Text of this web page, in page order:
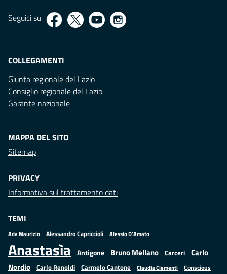
Seguici su
COLLEGAMENTI
Giunta regionale del Lazio
Consiglio regionale del Lazio
Garante nazionale
MAPPA DEL SITO
Sitemap
PRIVACY
Informativa sul trattamento dati
TEMI
Ada Maurizio Alessandro Capriccioli Alessio D'Amato
Anastasìa Antigone Bruno Mellano Carceri
Carlo
Nordio Carlo Renoldi Carmelo Cantone Claudia Clementi Conscious